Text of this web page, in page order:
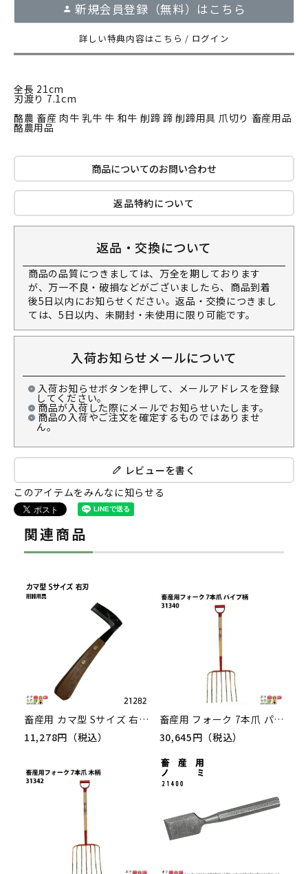
新規会員登録（無料）はこちら
詳しい特典内容はこちら / ログイン
全長 21cm
刃渡り 7.1cm
酪農 畜産 肉牛 乳牛 牛 和牛 削蹄 蹄 削蹄用具 爪切り 畜産用品
酪農用品
商品についてのお問い合わせ
返品特約について
返品・交換について
商品の品質につきましては、万全を期しております
が、万一不良・破損などがございましたら、商品到着
後5日以内にお知らせください。返品・交換につきまし
ては、5日以内、未開封・未使用に限り可能です。
入荷お知らせメールについて
入荷お知らせボタンを押して、メールアドレスを登録
してください。
商品が入荷した際にメールでお知らせいたします。
商品の入荷やご注文を確定するものではありませ
ん。
レビューを書く
このアイテムをみんなに知らせる
関連商品
畜産用 カマ型 Sサイズ 右刃 削蹄用具 21282 牛用 削蹄 削蹄用品 爪切り つめ切り 蹄 畜産 酪農 牧畜 産業動物 牛 家畜 畜産用品 酪農用品 乳牛 和牛
11,278円（税込）
畜産用 フォーク 7本爪 パイプ柄 31340 全長116cm 爪巾40cm 爪長39cm ビートフォーク 酪農 牧畜 産業動物 牛 豚 養豚
30,645円（税込）